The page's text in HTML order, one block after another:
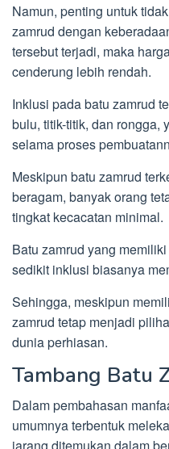
Namun, penting untuk
zamrud dengan
tersebut terjadi, maka
cenderung lebih rendah.
Inklusi pada batu zamrud
bulu, titik-titik, dan rongga,
selama proses
Meskipun batu zamrud
beragam, banyak orang
tingkat kecacatan minimal.
Batu zamrud yang
sedikit inklusi biasanya
Sehingga, meskipun
zamrud tetap menjadi
dunia perhiasan.
Tambang Batu
Dalam pembahasan
umumnya terbentuk
jarang ditemukan dalam